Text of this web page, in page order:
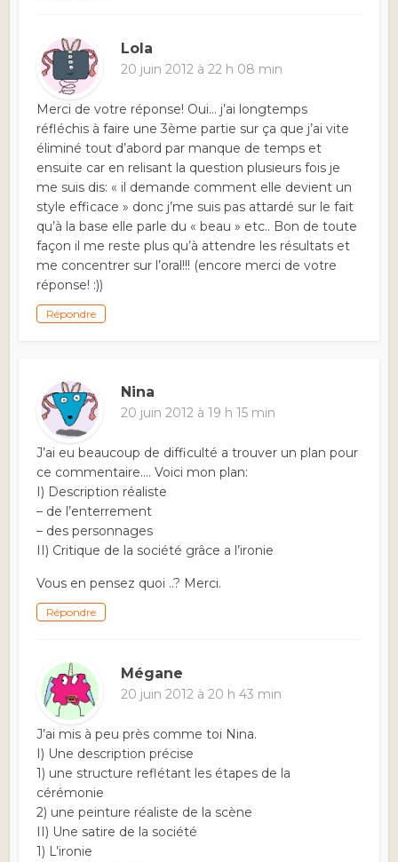
Lola
20 juin 2012 à 22 h 08 min
Merci de votre réponse! Oui… j’ai longtemps
réfléchis à faire une 3ème partie sur ça que j’ai vite
éliminé tout d’abord par manque de temps et
ensuite car en relisant la question plusieurs fois je
me suis dis: « il demande comment elle devient un
style efficace » donc j’me suis pas attardé sur le fait
qu’à la base elle parle du « beau » etc.. Bon de toute
façon il me reste plus qu’à attendre les résultats et
me concentrer sur l’oral!!! (encore merci de votre
réponse! :))
Répondre
Nina
20 juin 2012 à 19 h 15 min
J’ai eu beaucoup de difficulté a trouver un plan pour
ce commentaire…. Voici mon plan:
I) Description réaliste
– de l’enterrement
– des personnages
II) Critique de la société grâce a l’ironie
Vous en pensez quoi ..? Merci.
Répondre
Mégane
20 juin 2012 à 20 h 43 min
J’ai mis à peu près comme toi Nina.
I) Une description précise
1) une structure reflétant les étapes de la
cérémonie
2) une peinture réaliste de la scène
II) Une satire de la société
1) L’ironie